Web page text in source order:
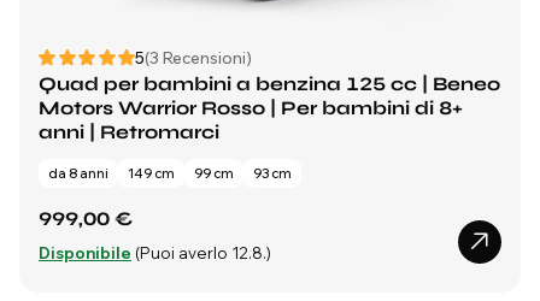
5(3 Recensioni)
Quad per bambini a benzina 125 cc | Beneo
Motors Warrior Rosso | Per bambini di 8+
anni | Retromarci
da 8 anni 149 cm 99 cm 93 cm
999,00 €
Disponibile (Puoi averlo 12.8.)